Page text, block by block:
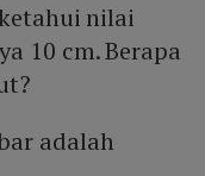
nilai
10 cm. Berapa
adalah